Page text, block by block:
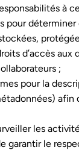
à
pour
d’accès aux
;
pour la
afin
les
garantir le